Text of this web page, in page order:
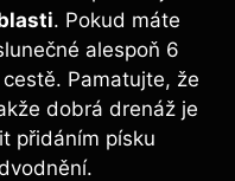
. Pokud máte
alespoň 6
Pamatujte, že
dobrá drenáž je
přidáním písku